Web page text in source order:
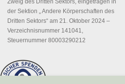
Zweig des Dritten Sektors, eingetragen in
der Sektion „ Andere Körperschaften des
Dritten Sektors“ am 21. Oktober 2024 –
Verzeichnisnummer 141041,
Steuernummer 80003290212